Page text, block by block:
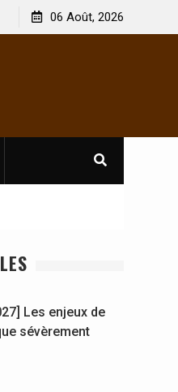
06 Août, 2026
Les enjeux de
sévèrement